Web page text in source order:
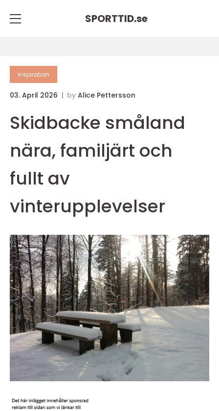
SPORTTID.se
inspiration
03. April 2026 by Alice Pettersson
Skidbacke småland
nära, familjärt och
fullt av
vinterupplevelser